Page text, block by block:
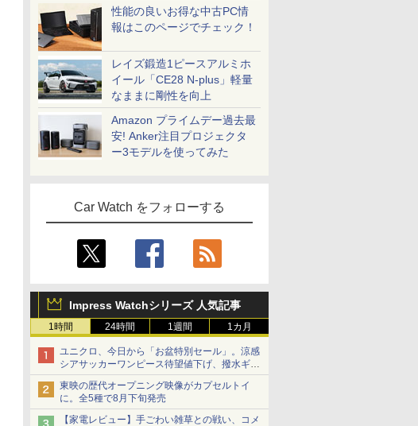
性能の良いお得な中古PC情
報はこのページでチェック！
レイズ鍛造1ピースアルミホ
イール「CE28 N-plus」軽量
なままに剛性を向上
Amazon プライムデー過去最
安! Anker注目プロジェクタ
ー3モデルを使ってみた
Car Watch をフォローする
Impress Watchシリーズ 人気記事
1時間 24時間 1週間 1カ月
ユニクロ、今日から「お盆特別セール」。涼感
シアサッカーワンピース待望値下げ、撥水ギア
ショーツは1990円に
東映の歴代オープニング映像がカプセルトイ
に。全5種で8月下旬発売
【家電レビュー】手ごわい雑草との戦い、コメ